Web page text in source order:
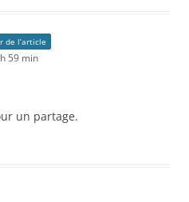
de l’article
59 min
un partage.